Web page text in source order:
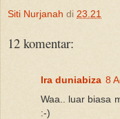
Siti Nurjanah di 23.21
12 komentar:
Ira duniabiza 8
Waa.. luar biasa
:-)